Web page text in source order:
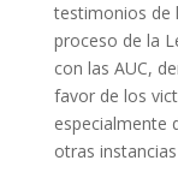
testimonios de
proceso de la
con las AUC,
favor de los
especialmente
otras